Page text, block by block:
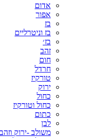
אדום
אפור
בז
בז וניטרליים
בז׳
זהב
חום
חרדל
טורקיז
ירוק
כחול
כחול וטורקיז
כתום
לבן
משולב -ירוק וזהב